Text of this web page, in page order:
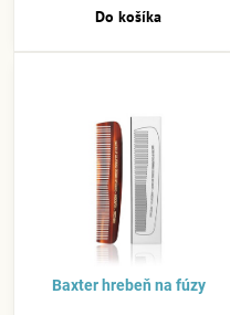
Do košíka
Baxter hrebeň na fúzy